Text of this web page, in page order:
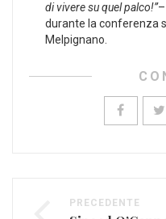
di vivere su quel palco!”
durante la conferenza
Melpignano.
PRECEDENTE